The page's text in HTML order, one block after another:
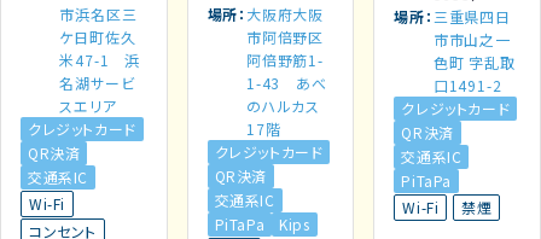
市浜名区三
ケ日町佐久
米47-1 浜
名湖サービ
スエリア
クレジットカード
QR決済
交通系IC
Wi-Fi
コンセント
場所 大阪府大阪
市阿倍野区
阿倍野筋1-
1-43 あべ
のハルカス
17階
クレジットカード
QR決済
交通系IC
PiTaPa
Kips
場所 三重県四日
市市山之一
色町 字乱取
口1491-2
クレジットカード
QR決済
交通系IC
PiTaPa
Wi-Fi
禁煙